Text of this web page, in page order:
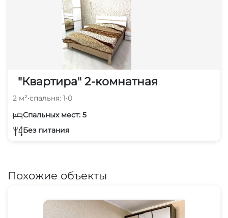
"Квартира" 2-комнатная
2 м²•спальня: 1•0
Спальных мест: 5
Без питания
Похожие объекты